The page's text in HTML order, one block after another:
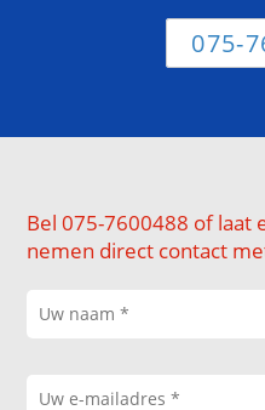
075-
Bel 075-7600488 of laat
nemen direct contact